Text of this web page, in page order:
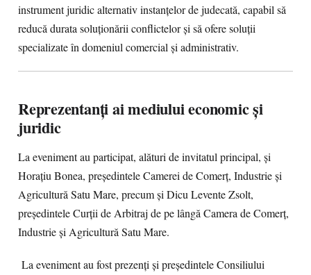
instrument juridic alternativ instanțelor de judecată, capabil să
reducă durata soluționării conflictelor și să ofere soluții
specializate în domeniul comercial și administrativ.
Reprezentanți ai mediului economic și
juridic
La eveniment au participat, alături de invitatul principal, și
Horațiu Bonea, președintele Camerei de Comerț, Industrie și
Agricultură Satu Mare, precum și Dicu Levente Zsolt,
președintele Curții de Arbitraj de pe lângă Camera de Comerț,
Industrie și Agricultură Satu Mare.
La eveniment au fost prezenți și președintele Consiliului